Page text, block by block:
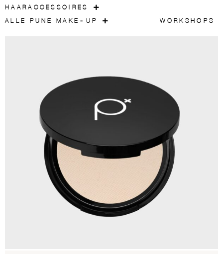
HAARACCESSOIRES
ALLE PUNE MAKE-UP
WORKSHOPS